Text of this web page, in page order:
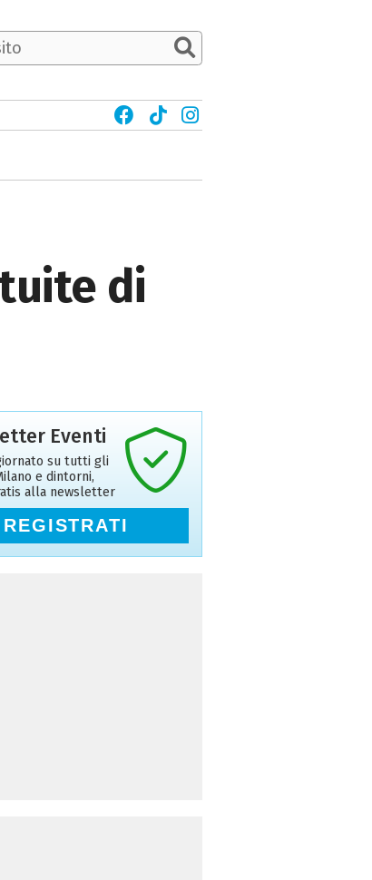
di
Eventi
su tutti gli
e dintorni,
alla newsletter
REGISTRATI